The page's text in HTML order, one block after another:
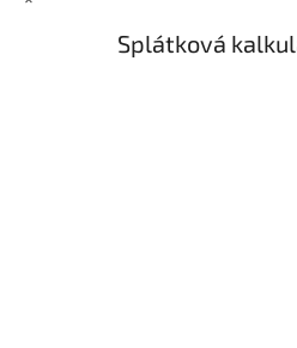
Splátková